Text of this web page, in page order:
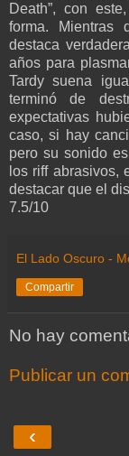
Death”, con
forma. Mientras
destaca
años para
Tardy suena
terminó de
expectativas
caso, si hay
pero su sonido
los riff abrasivos,
destacar que el
7.5/10
El Lado Oscuro -
Compartir
No hay
Publicar un
‹